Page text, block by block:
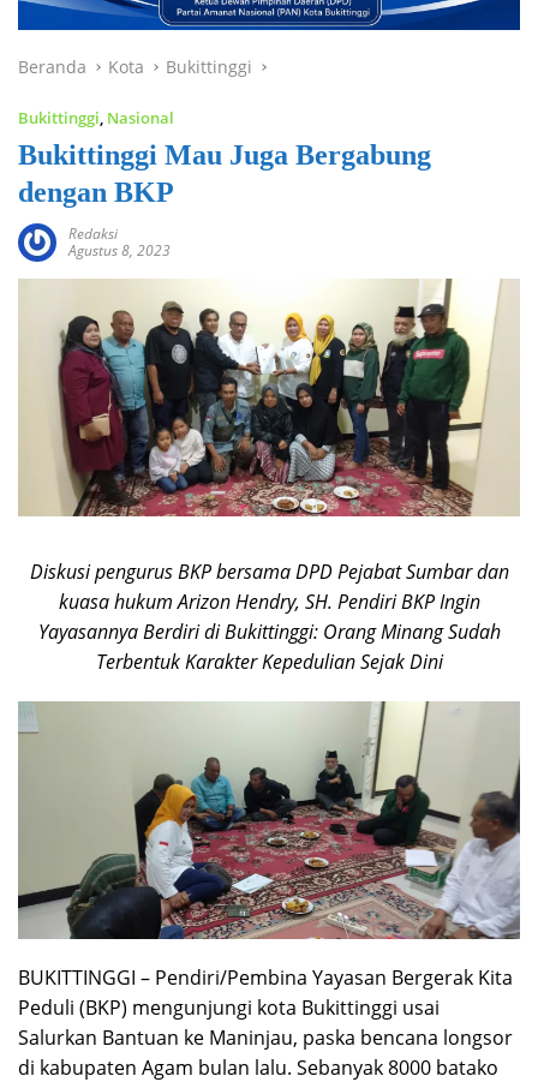
Beranda Kota Bukittinggi
Bukittinggi Nasional
Bukittinggi Mau Juga Bergabung
dengan BKP
Redaksi
Agustus 8, 2023
Diskusi pengurus BKP bersama DPD Pejabat Sumbar dan
kuasa hukum Arizon Hendry, SH. Pendiri BKP Ingin
Yayasannya Berdiri di Bukittinggi: Orang Minang Sudah
Terbentuk Karakter Kepedulian Sejak Dini
BUKITTINGGI – Pendiri/Pembina Yayasan Bergerak Kita
Peduli (BKP) mengunjungi kota Bukittinggi usai
Salurkan Bantuan ke Maninjau, paska bencana longsor
di kabupaten Agam bulan lalu. Sebanyak 8000 batako